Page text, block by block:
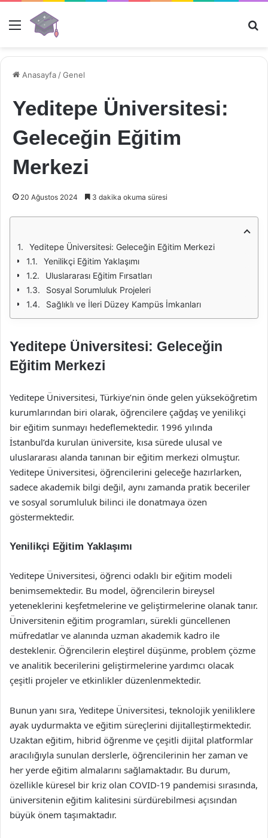
Menü
Anasayfa /Genel
Yeditepe Üniversitesi:
Geleceğin Eğitim
Merkezi
20 Ağustos 2024 3 dakika okuma süresi
Yeditepe Üniversitesi: Geleceğin Eğitim Merkezi
Yenilikçi Eğitim Yaklaşımı
Uluslararası Eğitim Fırsatları
Sosyal Sorumluluk Projeleri
Sağlıklı ve İleri Düzey Kampüs İmkanları
Yeditepe Üniversitesi: Geleceğin
Eğitim Merkezi
Yeditepe Üniversitesi, Türkiye’nin önde gelen yükseköğretim
kurumlarından biri olarak, öğrencilere çağdaş ve yenilikçi
bir eğitim sunmayı hedeflemektedir. 1996 yılında
İstanbul’da kurulan üniversite, kısa sürede ulusal ve
uluslararası alanda tanınan bir eğitim merkezi olmuştur.
Yeditepe Üniversitesi, öğrencilerini geleceğe hazırlarken,
sadece akademik bilgi değil, aynı zamanda pratik beceriler
ve sosyal sorumluluk bilinci ile donatmaya özen
göstermektedir.
Yenilikçi Eğitim Yaklaşımı
Yeditepe Üniversitesi, öğrenci odaklı bir eğitim modeli
benimsemektedir. Bu model, öğrencilerin bireysel
yeteneklerini keşfetmelerine ve geliştirmelerine olanak tanır.
Üniversitenin eğitim programları, sürekli güncellenen
müfredatlar ve alanında uzman akademik kadro ile
desteklenir. Öğrencilerin eleştirel düşünme, problem çözme
ve analitik becerilerini geliştirmelerine yardımcı olacak
çeşitli projeler ve etkinlikler düzenlenmektedir.
Bunun yanı sıra, Yeditepe Üniversitesi, teknolojik yeniliklere
ayak uydurmakta ve eğitim süreçlerini dijitalleştirmektedir.
Uzaktan eğitim, hibrid öğrenme ve çeşitli dijital platformlar
aracılığıyla sunulan derslerle, öğrencilerinin her zaman ve
her yerde eğitim almalarını sağlamaktadır. Bu durum,
özellikle küresel bir kriz olan COVID-19 pandemisi sırasında,
üniversitenin eğitim kalitesini sürdürebilmesi açısından
büyük önem taşımaktadır.